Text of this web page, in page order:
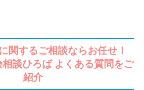
関するご相談ならお任せ！
談ひろば よくある質問をご
紹介